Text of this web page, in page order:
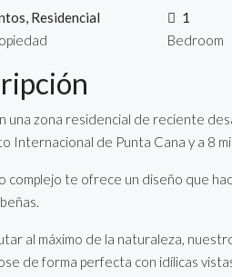
Residencial
1
Bedroom
una zona residencial de reciente
Internacional de Punta Cana y a 8
complejo te ofrece un diseño que
al máximo de la naturaleza,
de forma perfecta con idílicas